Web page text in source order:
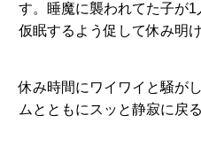
す。睡魔に襲われてた子が
仮眠するよう促して休み明け
休み時間にワイワイと騒が
ムとともにスッと静寂に戻る